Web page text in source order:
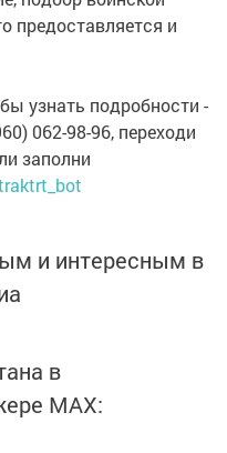
предоставляется и
узнать подробности -
062-98-96, переходи
заполни
и интересным в
в
MАХ: